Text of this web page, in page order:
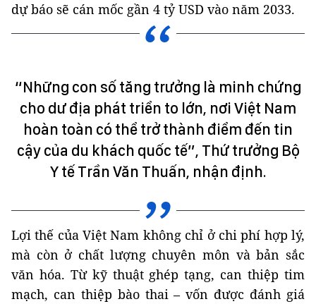
dự báo sẽ cán mốc gần 4 tỷ USD vào năm 2033.
“Những con số tăng trưởng là minh chứng
cho dư địa phát triển to lớn, nơi Việt Nam
hoàn toàn có thể trở thành điểm đến tin
cậy của du khách quốc tế”, Thứ trưởng Bộ
Y tế Trần Văn Thuấn, nhận định.
Lợi thế của Việt Nam không chỉ ở chi phí hợp lý,
mà còn ở chất lượng chuyên môn và bản sắc
văn hóa. Từ kỹ thuật ghép tạng, can thiệp tim
mạch, can thiệp bào thai – vốn được đánh giá